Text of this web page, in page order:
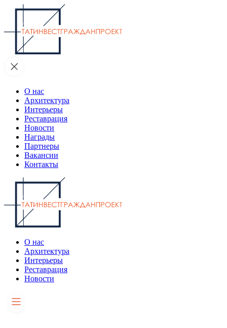
О нас
Архитектура
Интерьеры
Реставрация
Новости
Награды
Партнеры
Вакансии
Контакты
О нас
Архитектура
Интерьеры
Реставрация
Новости